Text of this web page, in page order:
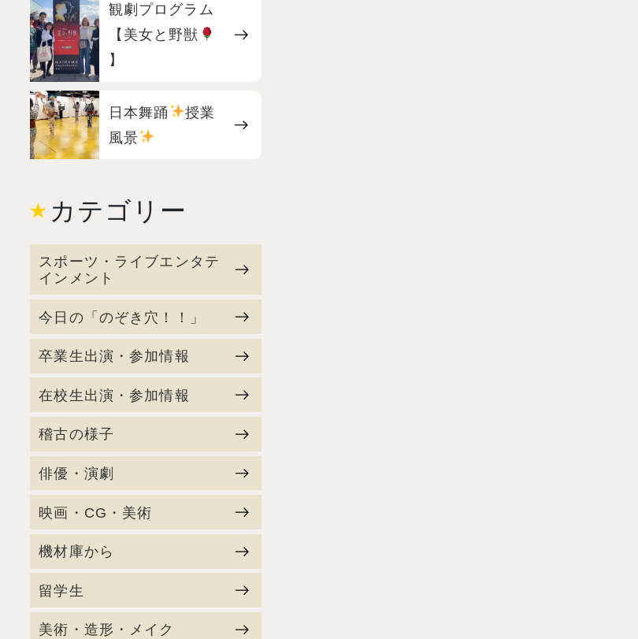
観劇プログラム
【美女と野獣
】
日本舞踊
授業
風景
カテゴリー
スポーツ・ライブエンタテ
インメント
今日の「のぞき穴！！」
卒業生出演・参加情報
在校生出演・参加情報
稽古の様子
俳優・演劇
映画・CG・美術
機材庫から
留学生
美術・造形・メイク